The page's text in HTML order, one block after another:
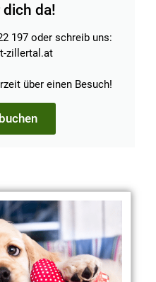
da!
197 oder schreib uns:
zillertal.at
über einen Besuch!